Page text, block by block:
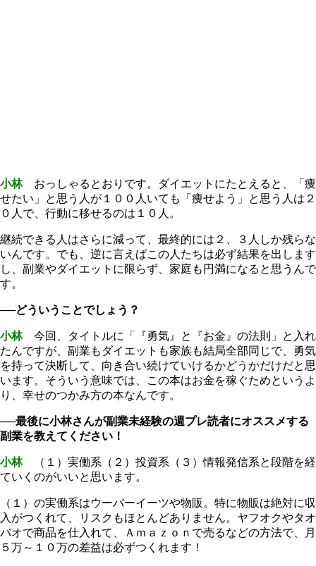
小林おっしゃるとおりです。ダイエットにたとえると、「痩
せたい」と思う人が１００人いても「痩せよう」と思う人は２
０人で、行動に移せるのは１０人。
継続できる人はさらに減って、最終的には２、３人しか残らな
いんです。でも、逆に言えばこの人たちは必ず結果を出します
し、副業やダイエットに限らず、家庭も円満になると思うんで
す。
──どういうことでしょう？
小林今回、タイトルに「『勇気』と『お金』の法則」と入れ
たんですが、副業もダイエットも家族も結局全部同じで、勇気
を持って決断して、向き合い続けていけるかどうかだけだと思
います。そういう意味では、この本はお金を稼ぐためというよ
り、幸せのつかみ方の本なんです。
──最後に小林さんが副業未経験の週プレ読者にオススメする
副業を教えてください！
小林（１）実働系（２）投資系（３）情報発信系と段階を経
ていくのがいいと思います。
（１）の実働系はウーバーイーツや物販。特に物販は絶対に収
入がつくれて、リスクもほとんどありません。ヤフオクやタオ
バオで商品を仕入れて、Ａｍａｚｏｎで売るなどの方法で、月
５万～１０万の差益は必ずつくれます！